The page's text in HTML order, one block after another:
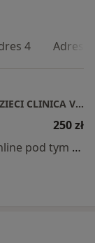
4 Adres 5
PORADNIA PULMONOLOGICZNA DLA DZIECI CLINICA VITAE
250 zł
Specjalista nie oferuje umawiania online pod tym adresem.